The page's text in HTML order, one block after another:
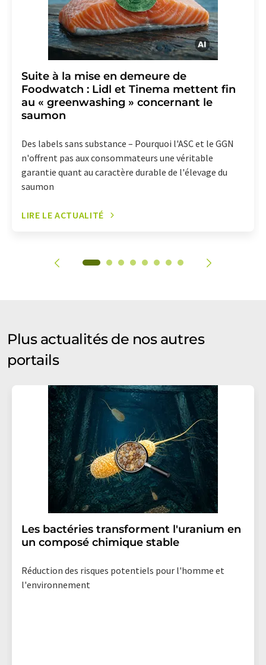
Suite à la mise en demeure de
Foodwatch : Lidl et Tinema mettent fin
au « greenwashing » concernant le
saumon
Des labels sans substance – Pourquoi l'ASC et le GGN
n'offrent pas aux consommateurs une véritable
garantie quant au caractère durable de l'élevage du
saumon
LIRE LE ACTUALITÉ
Plus actualités de nos autres
portails
Les bactéries transforment l'uranium en
un composé chimique stable
Réduction des risques potentiels pour l'homme et
l'environnement